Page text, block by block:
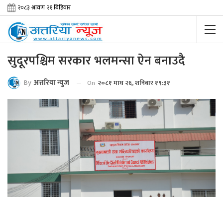
सुदूरपश्चिम सरकार भलमन्सा ऐन बनाउदै
By अत्तरिया न्युज On २०८१ माघ २६, शनिबार १९:३१